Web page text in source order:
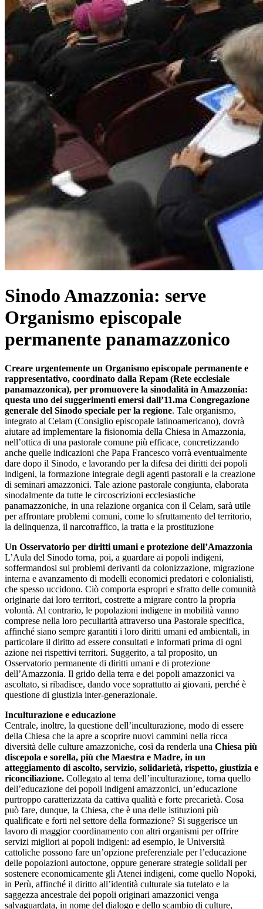
Sinodo Amazzonia: serve
Organismo episcopale
permanente panamazzonico
Creare urgentemente un Organismo episcopale permanente e
rappresentativo, coordinato dalla Repam (Rete ecclesiale
panamazzonica), per promuovere la sinodalità in Amazzonia:
questa uno dei suggerimenti emersi dall’11.ma Congregazione
generale del Sinodo speciale per la regione. Tale organismo,
integrato al Celam (Consiglio episcopale latinoamericano), dovrà
aiutare ad implementare la fisionomia della Chiesa in Amazzonia,
nell’ottica di una pastorale comune più efficace, concretizzando
anche quelle indicazioni che Papa Francesco vorrà eventualmente
dare dopo il Sinodo, e lavorando per la difesa dei diritti dei popoli
indigeni, la formazione integrale degli agenti pastorali e la creazione
di seminari amazzonici. Tale azione pastorale congiunta, elaborata
sinodalmente da tutte le circoscrizioni ecclesiastiche
panamazzoniche, in una relazione organica con il Celam, sarà utile
per affrontare problemi comuni, come lo sfruttamento del territorio,
la delinquenza, il narcotraffico, la tratta e la prostituzione
Un Osservatorio per diritti umani e protezione dell’Amazzonia
L’Aula del Sinodo torna, poi, a guardare ai popoli indigeni,
soffermandosi sui problemi derivanti da colonizzazione, migrazione
interna e avanzamento di modelli economici predatori e colonialisti,
che spesso uccidono. Ciò comporta espropri e sfratto delle comunità
originarie dai loro territori, costrette a migrare contro la propria
volontà. Al contrario, le popolazioni indigene in mobilità vanno
comprese nella loro peculiarità attraverso una Pastorale specifica,
affinché siano sempre garantiti i loro diritti umani ed ambientali, in
particolare il diritto ad essere consultati e informati prima di ogni
azione nei rispettivi territori. Suggerito, a tal proposito, un
Osservatorio permanente di diritti umani e di protezione
dell’Amazzonia. Il grido della terra e dei popoli amazzonici va
ascoltato, si ribadisce, dando voce soprattutto ai giovani, perché è
questione di giustizia inter-generazionale.
Inculturazione e educazione
Centrale, inoltre, la questione dell’inculturazione, modo di essere
della Chiesa che la apre a scoprire nuovi cammini nella ricca
diversità delle culture amazzoniche, così da renderla una Chiesa più
discepola e sorella, più che Maestra e Madre, in un
atteggiamento di ascolto, servizio, solidarietà, rispetto, giustizia e
riconciliazione. Collegato al tema dell’inculturazione, torna quello
dell’educazione dei popoli indigeni amazzonici, un’educazione
purtroppo caratterizzata da cattiva qualità e forte precarietà. Cosa
può fare, dunque, la Chiesa, che è una delle istituzioni più
qualificate e forti nel settore della formazione? Si suggerisce un
lavoro di maggior coordinamento con altri organismi per offrire
servizi migliori ai popoli indigeni: ad esempio, le Università
cattoliche possono fare un’opzione preferenziale per l’educazione
delle popolazioni autoctone, oppure generare strategie solidali per
sostenere economicamente gli Atenei indigeni, come quello Nopoki,
in Perù, affinché il diritto all’identità culturale sia tutelato e la
saggezza ancestrale dei popoli originari amazzonici venga
salvaguardata, in nome del dialogo e dello scambio di culture,